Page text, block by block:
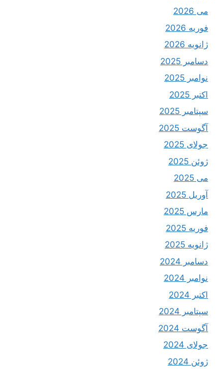
می 2026
فوریه 2026
ژانویه 2026
دسامبر 2025
نوامبر 2025
اکتبر 2025
سپتامبر 2025
آگوست 2025
جولای 2025
ژوئن 2025
می 2025
آوریل 2025
مارس 2025
فوریه 2025
ژانویه 2025
دسامبر 2024
نوامبر 2024
اکتبر 2024
سپتامبر 2024
آگوست 2024
جولای 2024
ژوئن 2024